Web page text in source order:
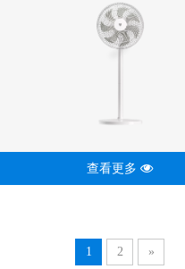
查看更多
1 2 »